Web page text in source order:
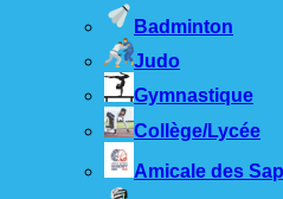
Badminton
Judo
Gymnastique
Collège/Lycée
Amicale des